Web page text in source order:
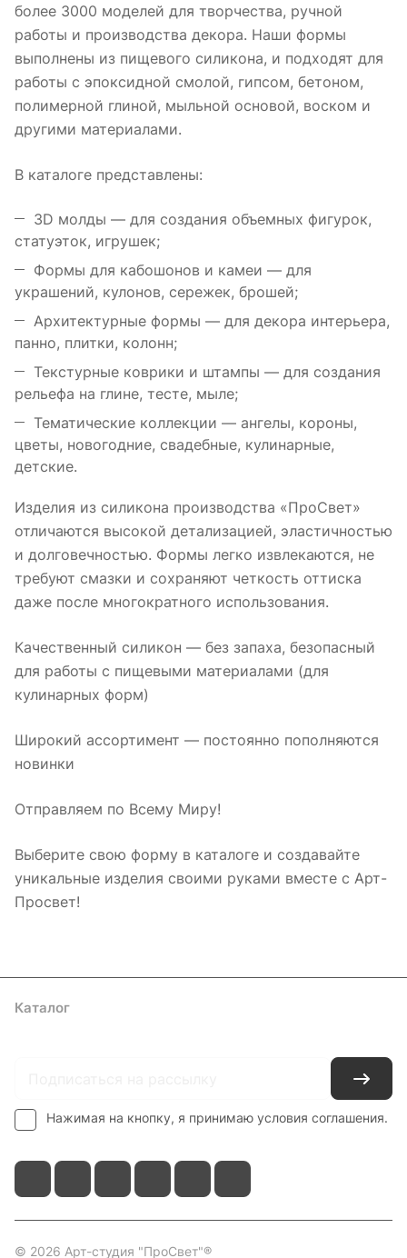
более 3000 моделей для творчества, ручной
работы и производства декора. Наши формы
выполнены из пищевого силикона, и подходят для
работы с эпоксидной смолой, гипсом, бетоном,
полимерной глиной, мыльной основой, воском и
другими материалами.
В каталоге представлены:
3D молды — для создания объемных фигурок,
статуэток, игрушек;
Формы для кабошонов и камеи — для
украшений, кулонов, сережек, брошей;
Архитектурные формы — для декора интерьера,
панно, плитки, колонн;
Текстурные коврики и штампы — для создания
рельефа на глине, тесте, мыле;
Тематические коллекции — ангелы, короны,
цветы, новогодние, свадебные, кулинарные,
детские.
Изделия из силикона производства «ПроСвет»
отличаются высокой детализацией, эластичностью
и долговечностью. Формы легко извлекаются, не
требуют смазки и сохраняют четкость оттиска
даже после многократного использования.
Качественный силикон — без запаха, безопасный
для работы с пищевыми материалами (для
кулинарных форм)
Широкий ассортимент — постоянно пополняются
новинки
Отправляем по Всему Миру!
Выберите свою форму в каталоге и создавайте
уникальные изделия своими руками вместе с Арт-
Просвет!
Каталог
Нажимая на кнопку, я принимаю условия соглашения.
© 2026 Арт-студия "ПроСвет"®